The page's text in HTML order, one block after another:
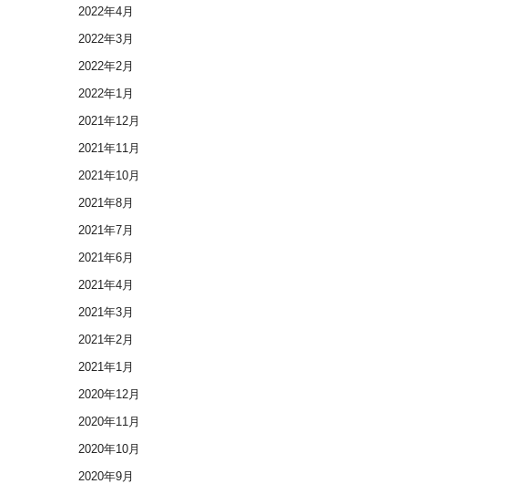
2022年4月
2022年3月
2022年2月
2022年1月
2021年12月
2021年11月
2021年10月
2021年8月
2021年7月
2021年6月
2021年4月
2021年3月
2021年2月
2021年1月
2020年12月
2020年11月
2020年10月
2020年9月